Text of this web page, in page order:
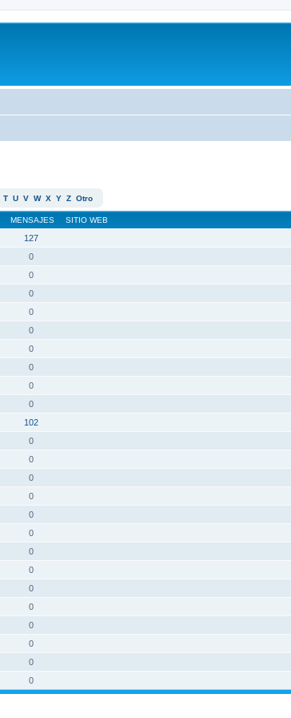
T U V W X Y Z Otro
MENSAJES SITIO WEB
127
0
0
0
0
0
0
0
0
0
102
0
0
0
0
0
0
0
0
0
0
0
0
0
0